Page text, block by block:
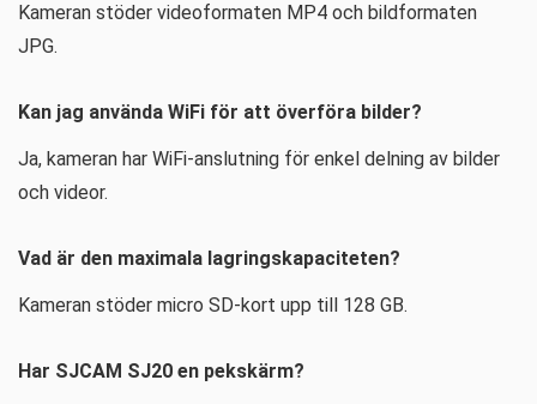
Kameran stöder videoformaten MP4 och bildformaten
JPG.
Kan jag använda WiFi för att överföra bilder?
Ja, kameran har WiFi-anslutning för enkel delning av bilder
och videor.
Vad är den maximala lagringskapaciteten?
Kameran stöder micro SD-kort upp till 128 GB.
Har SJCAM SJ20 en pekskärm?